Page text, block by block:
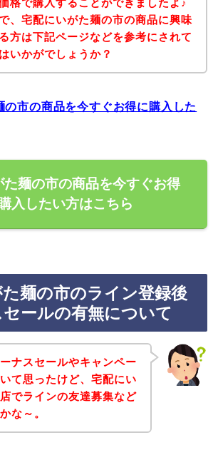
格で購入することができましたよ♪
、宅配にいがた麺の市の商品に興味
方は下記ページなどを参考にされて
いかがでしょうか？
の市の商品を今すぐお得に購入した
た麺の市の商品を今すぐお得
入したい方はこちら
麺の市のライン登録後
ールの有無について
ナスセールやキャンペー
て思ったけど、宅配にい
でラインの友達募集など
な～。